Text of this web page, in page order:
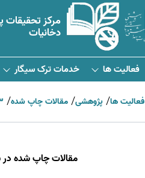
مرکز تحقیقات
دخانیات
فعالیت ها خدمات ترک سیگار
فعالیت ها پژوهشی مقالات چاپ شده
مقالات چاپ ­شده در سال ۲۰۲۴ و محاسبه ­شده در